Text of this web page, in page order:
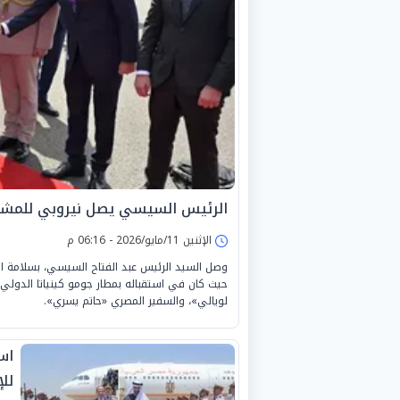
الرئيس السيسي يصل نيروبي
الإثنين 11/مايو/2026 - 06:16 م
وصل السيد الرئيس عبد الفتاح السيسي، بسلامة
حيث كان في استقباله بمطار جومو كينياتا
لويالي»، والسفير المصري «حاتم يسري».